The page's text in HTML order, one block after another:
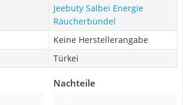
Jeebuty Salbei Energie
Räucherbündel
Keine Herstellerangabe
Türkei
Nachteile